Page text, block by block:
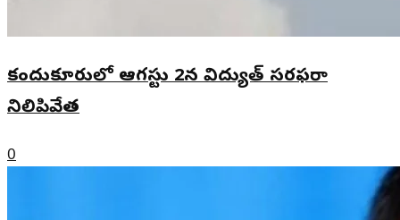
కందుకూరులో ఆగస్టు 2న విద్యుత్ సరఫరా
నిలిపివేత
0